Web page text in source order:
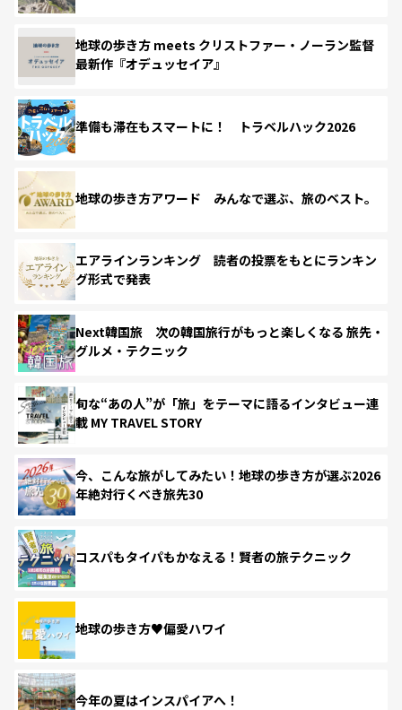
地球の歩き方 meets クリストファー・ノーラン監督
最新作『オデュッセイア』
準備も滞在もスマートに！ トラベルハック2026
地球の歩き方アワード みんなで選ぶ、旅のベスト。
エアラインランキング 読者の投票をもとにランキン
グ形式で発表
Next韓国旅 次の韓国旅行がもっと楽しくなる 旅先・
グルメ・テクニック
旬な“あの人”が「旅」をテーマに語るインタビュー連
載 MY TRAVEL STORY
今、こんな旅がしてみたい！地球の歩き方が選ぶ2026
年絶対行くべき旅先30
コスパもタイパもかなえる！賢者の旅テクニック
地球の歩き方♥偏愛ハワイ
今年の夏はインスパイアへ！